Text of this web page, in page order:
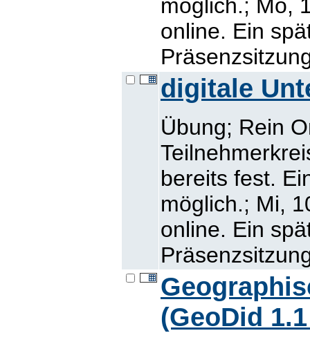
möglich.; Mo,
online. Ein
digitale
Übung; Rein
bereits fest.
möglich.; Mi,
online. Ein
(GeoDid